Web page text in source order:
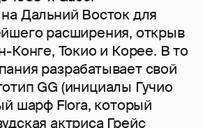
Дальний Восток для
расширения, открыв
Конге, Токио и Корее. В то
разрабатывает свой
GG (инициалы Гучио
шарф Flora, который
актриса Грейс